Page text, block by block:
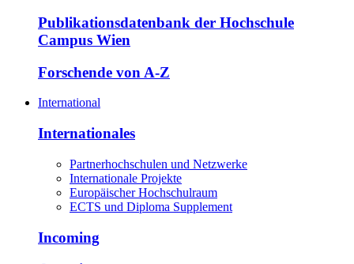
Publikationsdatenbank der Hochschule
Campus Wien
Forschende von A-Z
International
Internationales
Partnerhochschulen und Netzwerke
Internationale Projekte
Europäischer Hochschulraum
ECTS und Diploma Supplement
Incoming